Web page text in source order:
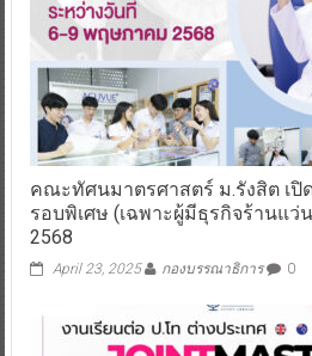
คณะทัศนมาตรศาสตร์ ม.รังสิต เปิ
รอบพิเศษ (เฉพาะผู้มีธุรกิจร้านแว่
2568
April 23, 2025 กองบรรณาธิการ 0